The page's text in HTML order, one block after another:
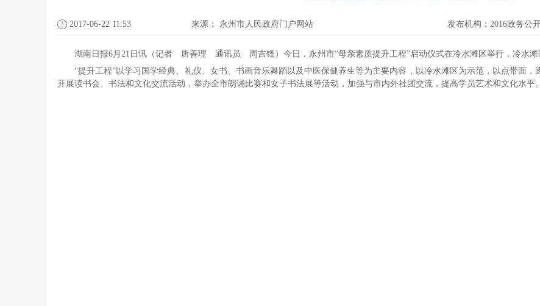
2017-06-22 11:53 来源： 永州市人民政府门户网站 发布机构： 2016政务公
湖南日报6月21日讯（记者 唐善理 通讯员 周吉锋）今日，永州市“母亲素质提升工程”启动仪式在冷水滩区举行，冷水
“提升工程”以学习国学经典、礼仪、女书、书画音乐舞蹈以及中医保健养生等为主要内容，以冷水滩区为示范，以点带面
开展读书会、书法和文化交流活动，举办全市朗诵比赛和女子书法展等活动，加强与市内外社团交流，提高学员艺术和文化水平。